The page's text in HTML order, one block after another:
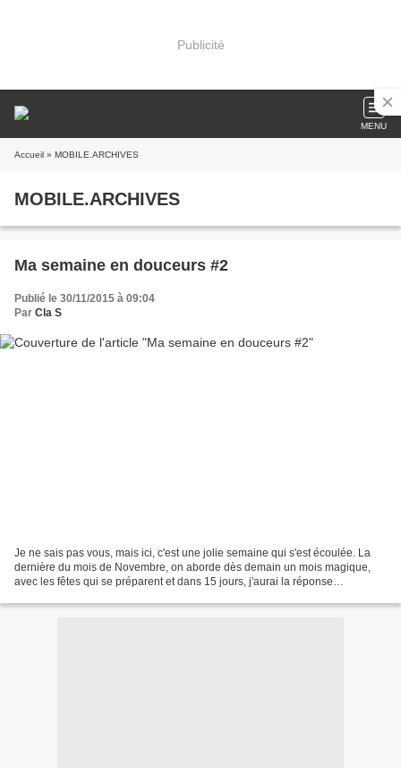
Publicité
MENU
Accueil » MOBILE.ARCHIVES
MOBILE.ARCHIVES
Ma semaine en douceurs #2
Publié le 30/11/2015 à 09:04
Par Cla S
Je ne sais pas vous, mais ici, c'est une jolie semaine qui s'est écoulée. La
dernière du mois de Novembre, on aborde dès demain un mois magique,
avec les fêtes qui se préparent et dans 15 jours, j'aurai la réponse